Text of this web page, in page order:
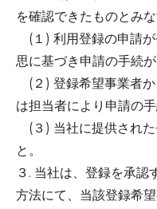
を確認できたものとみ
(１) 利用登録の申請
思に基づき申請の手続が
(２) 登録希望事業者
は担当者により申請の手
(３) 当社に提供された
と。
３. 当社は、登録を承
方法にて、当該登録希